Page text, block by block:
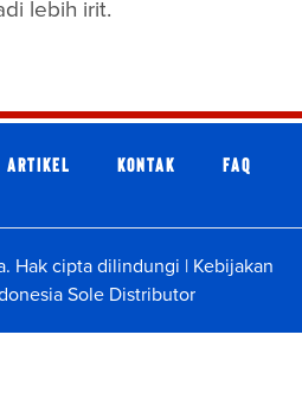
lebih irit.
Artikel Kontak faq
Hak cipta dilindungi | Kebijakan
Sole Distributor